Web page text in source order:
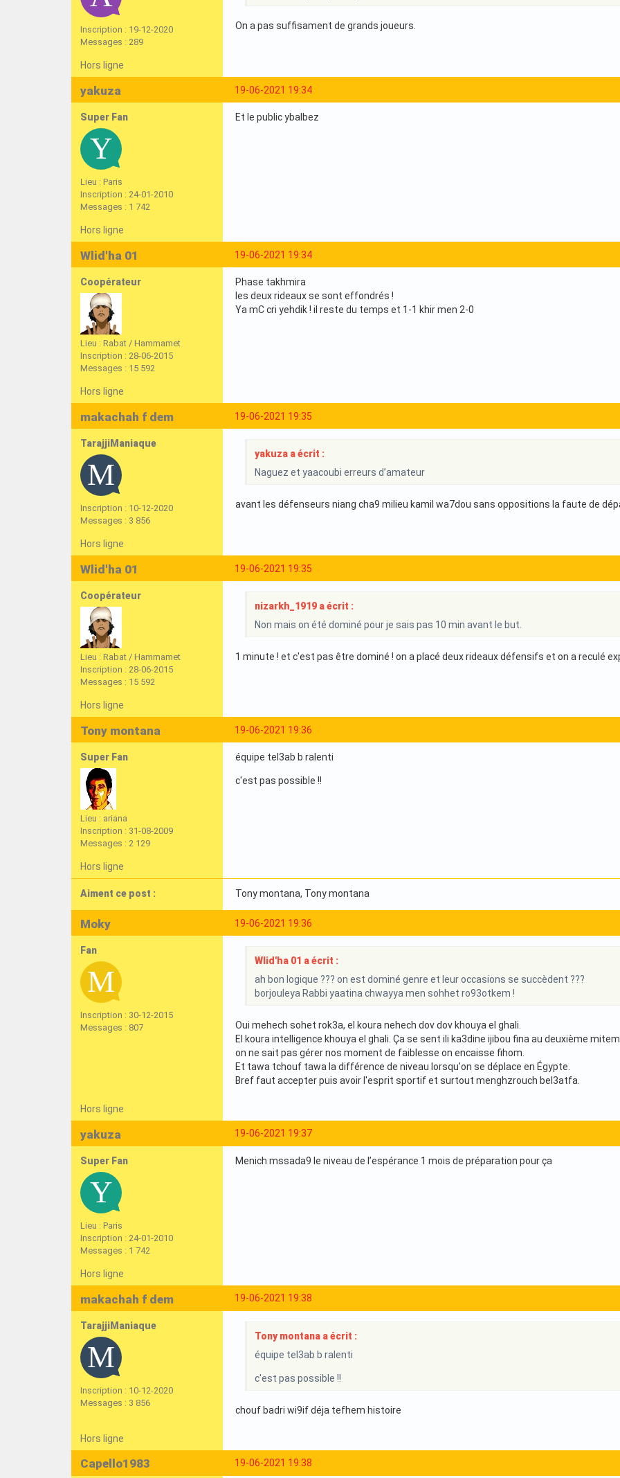
Inscription : 19-12-2020
Messages : 289
On a pas suffisament de grands joueurs.
Hors ligne
19-06-2021 19:34
yakuza
Super Fan
Lieu : Paris
Inscription : 24-01-2010
Messages : 1 742
Et le public ybalbez
Hors ligne
19-06-2021 19:34
Wlid'ha 01
Coopérateur
Lieu : Rabat / Hammamet
Inscription : 28-06-2015
Messages : 15 592
Phase takhmira
les deux rideaux se sont effondrés !
Ya mC cri yehdik ! il reste du temps et 1-1 khir men 2-0
Hors ligne
19-06-2021 19:35
makachah f dem
TarajjiManiaque
Inscription : 10-12-2020
Messages : 3 856
yakuza a écrit :
Naguez et yaacoubi erreurs d’amateur
avant les défenseurs niang cha9 milieu kamil wa7dou sans oppositions la faute de
Hors ligne
19-06-2021 19:35
Wlid'ha 01
Coopérateur
Lieu : Rabat / Hammamet
Inscription : 28-06-2015
Messages : 15 592
nizarkh_1919 a écrit :
Non mais on été dominé pour je sais pas 10 min avant le but.
1 minute ! et c'est pas être dominé ! on a placé deux rideaux défensifs et on a reculé
Hors ligne
19-06-2021 19:36
Tony montana
Super Fan
Lieu : ariana
Inscription : 31-08-2009
Messages : 2 129
équipe tel3ab b ralenti
c'est pas possible !!
Hors ligne
Aiment ce post : Tony montana, Tony montana
19-06-2021 19:36
Moky
Fan
Inscription : 30-12-2015
Messages : 807
Wlid'ha 01 a écrit :
ah bon logique ??? on est dominé genre et leur occasions se succèdent ???
borjouleya Rabbi yaatina chwayya men sohhet ro93otkem !
Oui mehech sohet rok3a, el koura nehech dov dov khouya el ghali.
El koura intelligence khouya el ghali. Ça se sent ili ka3dine ijibou fina au deuxième
on ne sait pas gérer nos moment de faiblesse on encaisse fihom.
Et tawa tchouf tawa la différence de niveau lorsqu'on se déplace en Égypte.
Bref faut accepter puis avoir l'esprit sportif et surtout menghzrouch bel3atfa.
Hors ligne
19-06-2021 19:37
yakuza
Super Fan
Lieu : Paris
Inscription : 24-01-2010
Messages : 1 742
Menich mssada9 le niveau de l’espérance 1 mois de préparation pour ça
Hors ligne
19-06-2021 19:38
makachah f dem
TarajjiManiaque
Inscription : 10-12-2020
Messages : 3 856
Tony montana a écrit :
équipe tel3ab b ralenti
c'est pas possible !!
chouf badri wi9if déja tefhem histoire
Hors ligne
19-06-2021 19:38
Capello1983